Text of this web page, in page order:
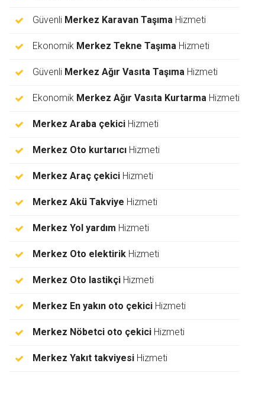
Güvenli Merkez Karavan Taşıma Hizmeti
Ekonomik Merkez Tekne Taşıma Hizmeti
Güvenli Merkez Ağır Vasıta Taşıma Hizmeti
Ekonomik Merkez Ağır Vasıta Kurtarma Hizmeti
Merkez Araba çekici Hizmeti
Merkez Oto kurtarıcı Hizmeti
Merkez Araç çekici Hizmeti
Merkez Akü Takviye Hizmeti
Merkez Yol yardım Hizmeti
Merkez Oto elektirik Hizmeti
Merkez Oto lastikçi Hizmeti
Merkez En yakın oto çekici Hizmeti
Merkez Nöbetci oto çekici Hizmeti
Merkez Yakıt takviyesi Hizmeti